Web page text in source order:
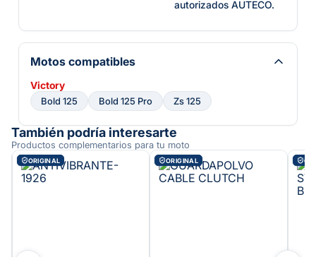
autorizados AUTECO.
Motos compatibles
Victory
Bold 125 Bold 125 Pro Zs 125
También podría interesarte
Productos complementarios para tu moto
ORIGINAL ORIGINAL